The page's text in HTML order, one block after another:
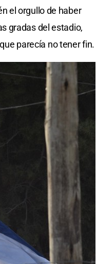
el orgullo de haber
gradas del estadio,
parecía no tener fin.